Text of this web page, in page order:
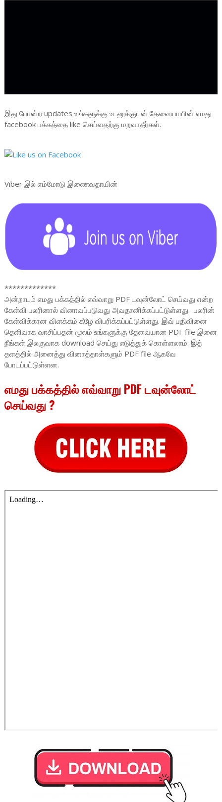
இது போன்ற updates உங்களுக்கு உடனுக்குடன் தேவையாயின் எமது
facebook பக்கத்தை like செய்வதற்கு மறவாதீர்கள்.
Viber இல் எம்மோடு இணைவதாயின்
*************
அன்றாடம் எமது பக்கத்தில் எவ்வாறு PDF டவுன்லோட் செய்வது என்ற
கேள்வி பலரினால் வினாவப்படுவது அவதானிக்கப்பட்டுள்ளது. பலரின்
கேள்விக்கான விளக்கம் கீழே விபரிக்கப்பட்டுள்ளது. இவ் பதிவினை
தெளிவாக வாசிப்பதன் மூலம் உங்களுக்கு தேவையான PDF file இனை
நீங்கள் இலகுவாக download செய்து எடுத்துக் கொள்ளலாம். இத்
தளத்தில் அனைத்து வினாத்தாள்களும் PDF file ஆகவே
போடப்பட்டுள்ளன.
எமது பக்கத்தில் எவ்வாறு PDF டவுன்லோட்
செய்வது ?